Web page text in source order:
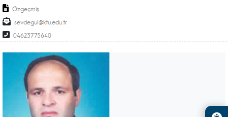
Özgeçmiş
sevdegul
04623775640